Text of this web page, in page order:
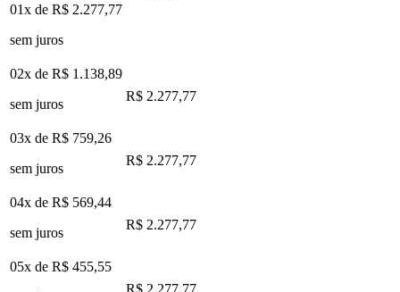
01x de R$ 2.277,77
sem juros
02x de R$ 1.138,89
sem juros
R$ 2.277,77
03x de R$ 759,26
sem juros
R$ 2.277,77
04x de R$ 569,44
sem juros
R$ 2.277,77
05x de R$ 455,55
R$ 2.277,77